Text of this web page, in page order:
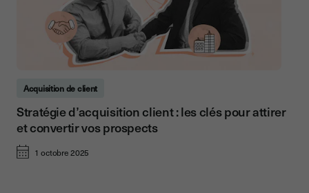
Acquisition de client
Stratégie d’acquisition client : les clés pour attirer
et convertir vos prospects
1 octobre 2025